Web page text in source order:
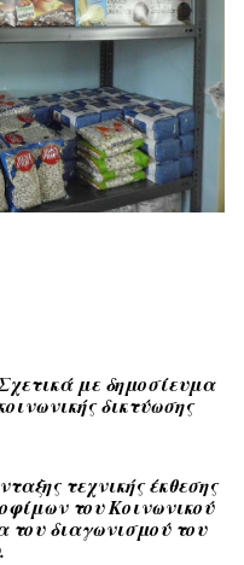
με δημοσίευμα
δικτύωσης
τεχνικής έκθεσης
του Κοινωνικού
διαγωνισμού του